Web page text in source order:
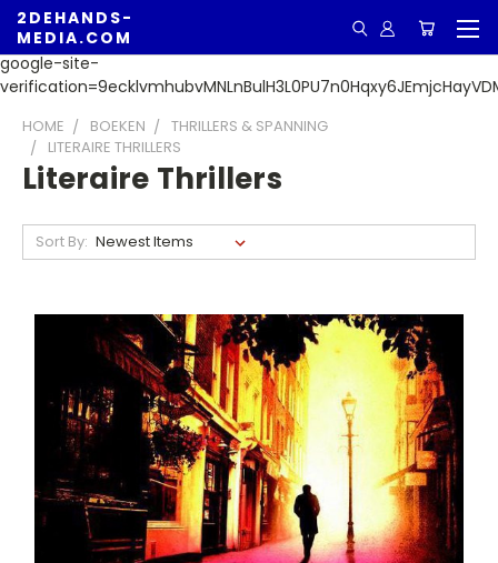
google-site-
2DEHANDS-
MEDIA.COM
HOME BOEKEN
THRILLERS & SPANNING
LITERAIRE THRILLERS
Literaire Thrillers
Sort By: